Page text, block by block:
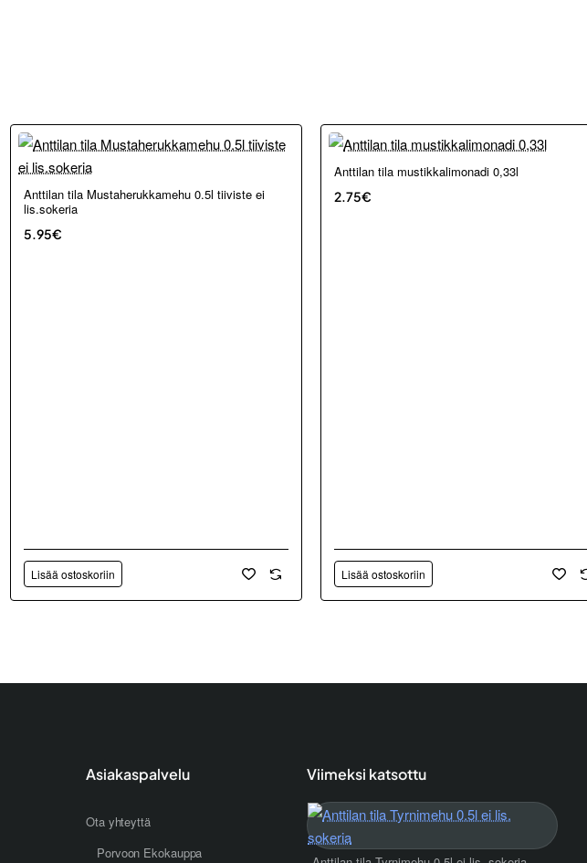
Anttilan tila Mustaherukkamehu 0.5l tiiviste ei
lis.sokeria
5.95€
Lisää ostoskoriin
Anttilan tila mustikkalimonadi 0,33l
2.75€
Lisää ostoskoriin
Asiakaspalvelu
Ota yhteyttä
Porvoon Ekokauppa
Viimeksi katsottu